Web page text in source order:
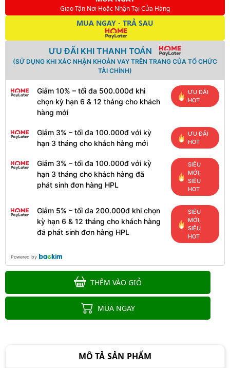
Giao Tận Nơi Hoặc Nhận Tại Cửa Hàng
MUA NGAY - TRẢ SAU
ƯU ĐÃI KHI THANH TOÁN
(SỬ DỤNG KHI XÁC NHẬN KHOẢN VAY TRÊN TRANG CỦA TỔ CHỨC
TÀI CHÍNH)
Giảm 10% – tối đa 500.000đ khi
chọn kỳ hạn 6 & 12 tháng cho khách
hàng mới
ƯU ĐÃI
HOT
Giảm 3% – tối đa 100.000đ với kỳ
hạn 3 tháng cho khách hàng mới
ƯU ĐÃI
HOT
Giảm 3% – tối đa 100.000đ với kỳ
hạn 3 tháng cho khách hàng đã
phát sinh đơn hàng HPL
SIÊU
MỚI,
SIÊU
HOT
Giảm 5% – tối đa 200.000đ khi chọn
kỳ hạn 6 & 12 tháng cho khách hàng
đã phát sinh đơn hàng HPL
SIÊU
MỚI,
SIÊU
HOT
Powered by
THÊM VÀO GIỎ
MUA NGAY
MÔ TẢ SẢN PHẨM